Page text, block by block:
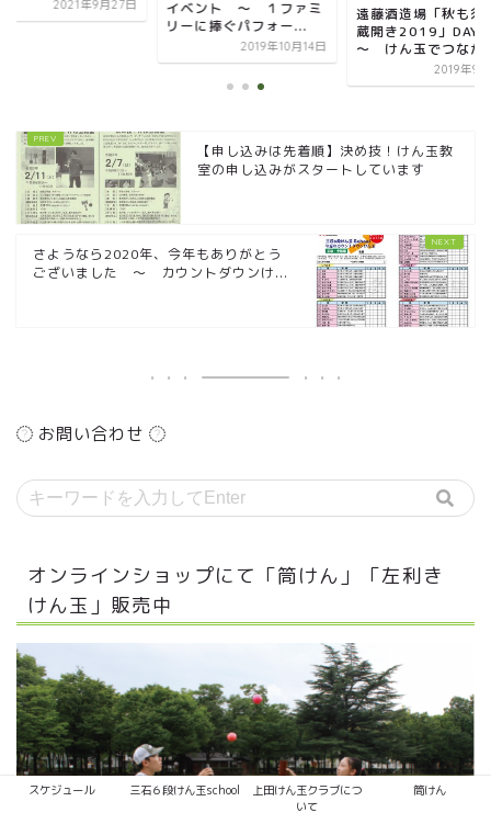
2021年9月27日
イベント ～ １ファミ
リーに捧ぐパフォー...
2019年10月14日
遠藤酒造場「秋も須
蔵開き2019」
～ けん玉でつなが
2019年9
【申し込みは先着順】決め技！けん玉教
室の申し込みがスタートしています
さようなら2020年、今年もありがとう
ございました ～ カウントダウンけ...
お問い合わせ
オンラインショップにて「筒けん」「左利き
けん玉」販売中
スケジュール 三石６段けん玉school
上田けん玉クラブにつ
いて
筒けん